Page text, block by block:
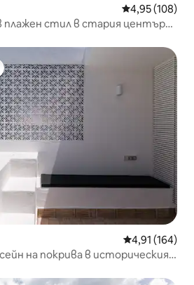
Средна
4,95 (108)
плажен стил в стария център
Средна
4,91 (164)
на покрива в историческия